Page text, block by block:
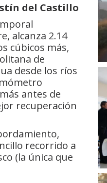
del Castillo
alcanza 2.14
cúbicos más,
de
desde los ríos
antes de
recuperación
recorrido a
(la única que